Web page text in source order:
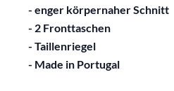
- enger körpernaher Schnitt
- 2 Fronttaschen
- Taillenriegel
- Made in Portugal